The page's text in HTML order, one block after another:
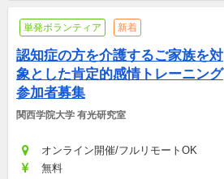
単発ボランティア 新着
認知症の方を介護するご家族を対
象とした肯定的感情トレーニング
参加者募集
関西学院大学 有光研究室
オンライン開催/フルリモートOK
無料